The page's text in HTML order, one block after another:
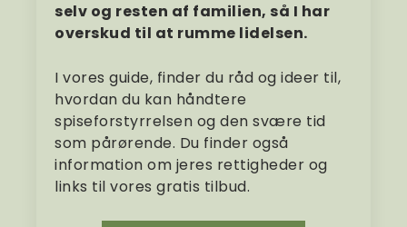
selv og resten af familien, så I har
overskud til at rumme lidelsen.
I vores guide, finder du råd og ideer til,
hvordan du kan håndtere
spiseforstyrrelsen og den svære tid
som pårørende. Du finder også
information om jeres rettigheder og
links til vores gratis tilbud.